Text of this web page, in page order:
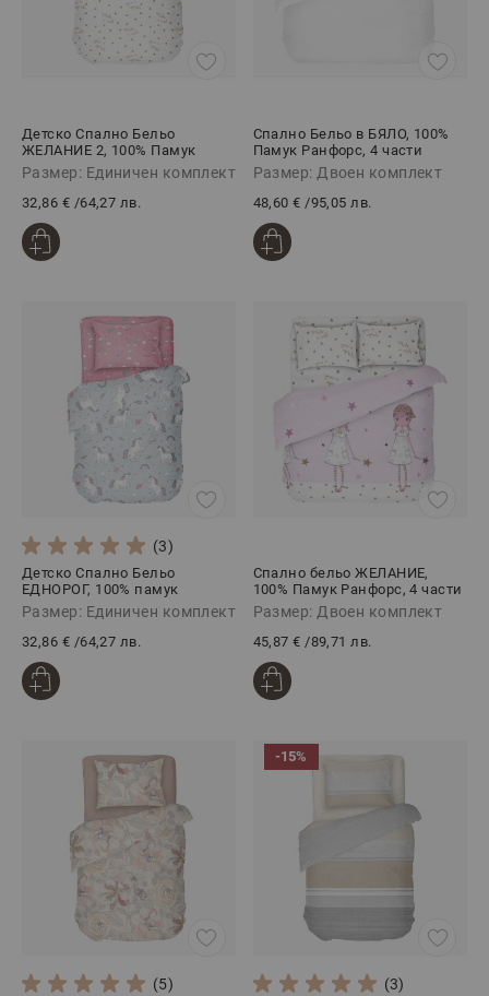
Детско Спално Бельо
ЖЕЛАНИЕ 2, 100% Памук
Ранфорс, 3 части
Размер: Единичен комплект
32,86 € /64,27 лв.
Спално Бельо в БЯЛО, 100%
Памук Ранфорс, 4 части
Размер: Двоен комплект
48,60 € /95,05 лв.
(3)
Детско Спално Бельо
ЕДНОРОГ, 100% памук
Ранфорс, 3 части
Размер: Единичен комплект
32,86 € /64,27 лв.
Спално бельо ЖЕЛАНИЕ,
100% Памук Ранфорс, 4 части
Размер: Двоен комплект
45,87 € /89,71 лв.
(5)
-15%
(3)